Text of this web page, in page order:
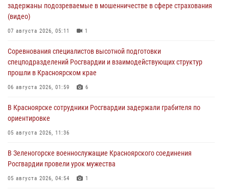
задержаны подозреваемые в мошенничестве в сфере страхования
(видео)
07 августа 2026, 05:11 1
Соревнования специалистов высотной подготовки
спецподразделений Росгвардии и взаимодействующих структур
прошли в Красноярском крае
06 августа 2026, 01:59 6
В Красноярске сотрудники Росгвардии задержали грабителя по
ориентировке
05 августа 2026, 11:36
В Зеленогорске военнослужащие Красноярского соединения
Росгвардии провели урок мужества
05 августа 2026, 04:54 1